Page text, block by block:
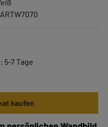
7 Tage
kaufen